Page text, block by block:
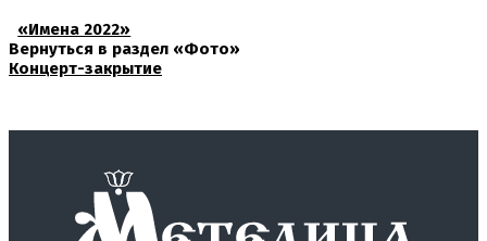
«Имена 2022»
Вернуться в раздел «Фото»
Концерт-закрытие